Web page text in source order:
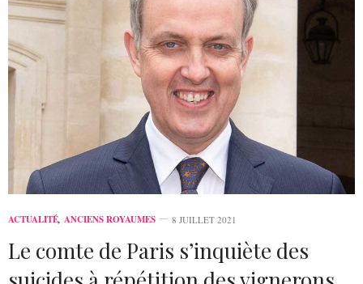
ACTUALITÉ, ANCIENS ROYAUMES 8 JUILLET 2021
Le comte de Paris s’inquiète des